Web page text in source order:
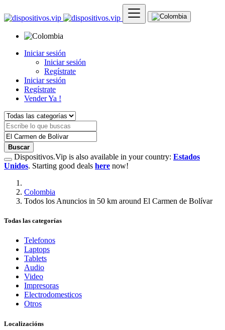
Iniciar sesión
Iniciar sesión
Regístrate
Iniciar sesión
Regístrate
Vender Ya !
Buscar
Dispositivos.Vip is also available in your country: Estados
Unidos. Starting good deals here now!
Colombia
Todos los Anuncios in 50 km around El Carmen de Bolívar
Todas las categorías
Telefonos
Laptops
Tablets
Audio
Video
Impresoras
Electrodomesticos
Otros
Localizacións